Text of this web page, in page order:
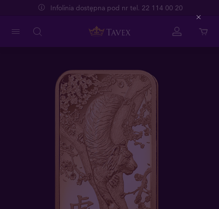
Infolinia dostępna pod nr tel. 22 114 00 20
Close